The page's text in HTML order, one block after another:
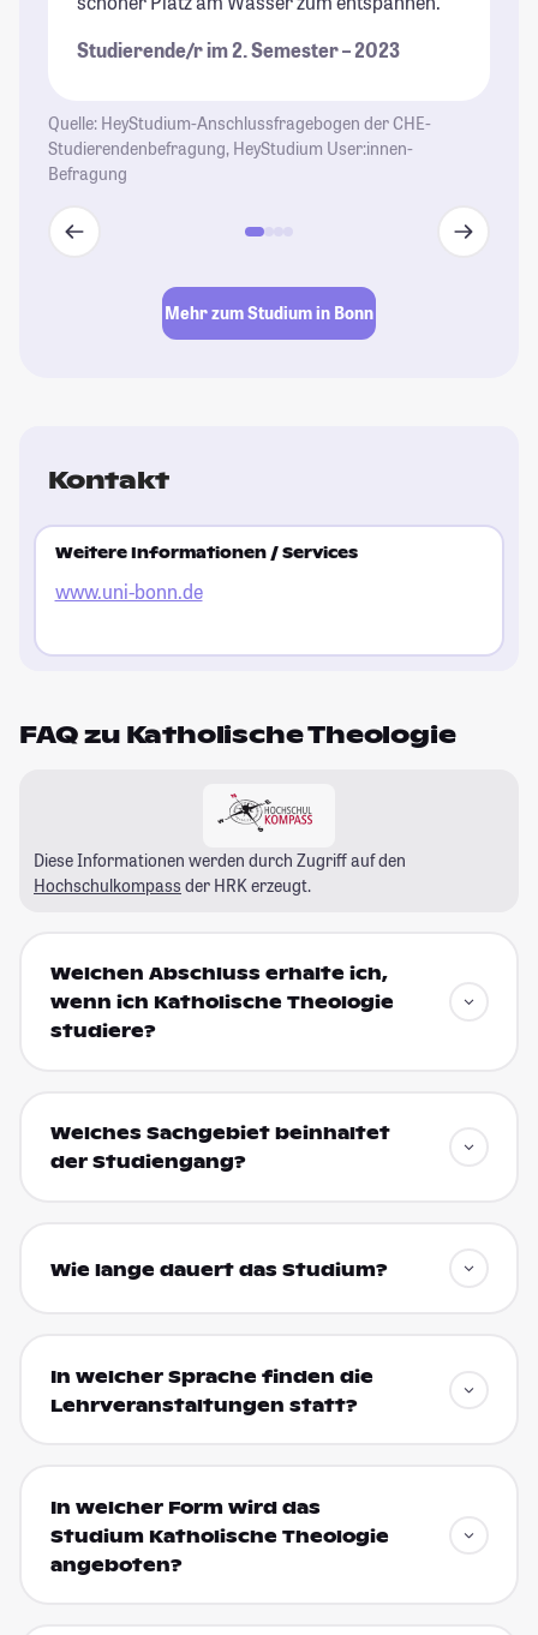
Studierende/r im 2. Semester – 2023
Quelle: HeyStudium-Anschlussfragebogen der CHE-
Studierendenbefragung, HeyStudium User:innen-
Befragung
Mehr zum Studium in Bonn
Kontakt
Weitere Informationen / Services
www.uni-bonn.de
FAQ zu Katholische Theologie
Diese Informationen werden durch Zugriff auf den
Hochschulkompass der HRK erzeugt.
Welchen Abschluss erhalte ich,
wenn ich Katholische Theologie
studiere?
Welches Sachgebiet beinhaltet
der Studiengang?
Wie lange dauert das Studium?
In welcher Sprache finden die
Lehrveranstaltungen statt?
In welcher Form wird das
Studium Katholische Theologie
angeboten?